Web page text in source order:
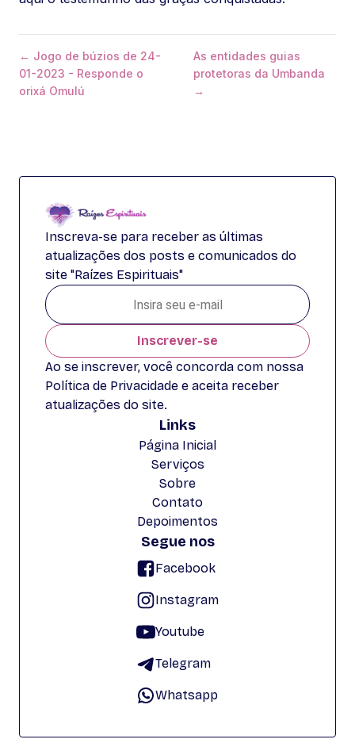
← Jogo de búzios de 24-
01-2023 - Responde o
orixá Omulú
As entidades guias
protetoras da Umbanda
→
Inscreva-se para receber as últimas
atualizações dos posts e comunicados do
site "Raízes Espirituais"
Inscrever-se
Ao se inscrever, você concorda com nossa
Política de Privacidade e aceita receber
atualizações do site.
Links
Página Inicial
Serviços
Sobre
Contato
Depoimentos
Segue nos
Facebook
Instagram
Youtube
Telegram
Whatsapp